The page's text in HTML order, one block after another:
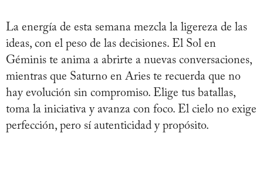
La energía de esta semana mezcla la ligereza de las
ideas, con el peso de las decisiones. El Sol en
Géminis te anima a abrirte a nuevas conversaciones,
mientras que Saturno en Aries te recuerda que no
hay evolución sin compromiso. Elige tus batallas,
toma la iniciativa y avanza con foco. El cielo no exige
perfección, pero sí autenticidad y propósito.